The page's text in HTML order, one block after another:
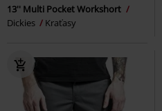
13'' Multi Pocket Workshort
Dickies
Kraťasy